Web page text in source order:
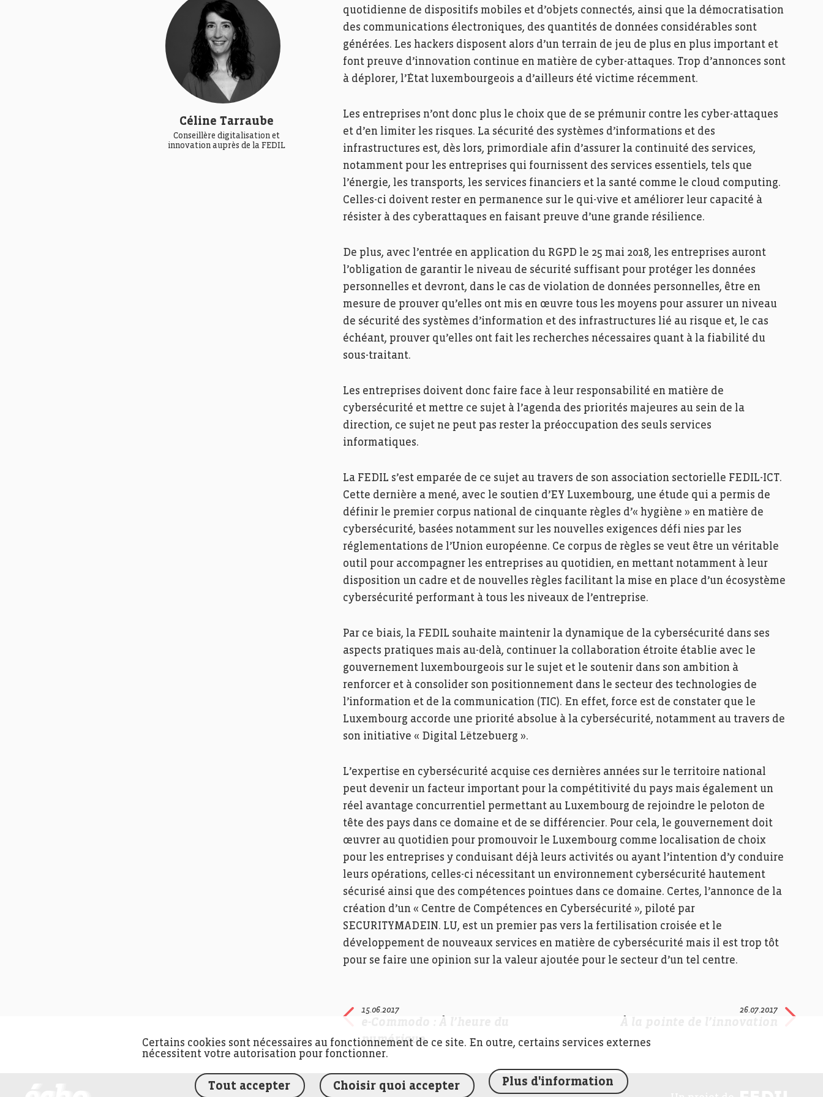
Céline Tarraube
Conseillère digitalisation et
innovation auprès de la FEDIL
quotidienne de dispositifs mobiles et d’objets connectés, ainsi que la démocratisation
des communications électroniques, des quantités de données considérables sont
générées. Les hackers disposent alors d’un terrain de jeu de plus en plus important et
font preuve d’innovation continue en matière de cyber-attaques. Trop d’annonces sont
à déplorer, l’État luxembourgeois a d’ailleurs été victime récemment.
Les entreprises n’ont donc plus le choix que de se prémunir contre les cyber-attaques
et d’en limiter les risques. La sécurité des systèmes d’informations et des
infrastructures est, dès lors, primordiale afin d’assurer la continuité des services,
notamment pour les entreprises qui fournissent des services essentiels, tels que
l’énergie, les transports, les services financiers et la santé comme le cloud computing.
Celles-ci doivent rester en permanence sur le qui-vive et améliorer leur capacité à
résister à des cyberattaques en faisant preuve d’une grande résilience.
De plus, avec l’entrée en application du RGPD le 25 mai 2018, les entreprises auront
l’obligation de garantir le niveau de sécurité suffisant pour protéger les données
personnelles et devront, dans le cas de violation de données personnelles, être en
mesure de prouver qu’elles ont mis en œuvre tous les moyens pour assurer un niveau
de sécurité des systèmes d’information et des infrastructures lié au risque et, le cas
échéant, prouver qu’elles ont fait les recherches nécessaires quant à la fiabilité du
sous-traitant.
Les entreprises doivent donc faire face à leur responsabilité en matière de
cybersécurité et mettre ce sujet à l’agenda des priorités majeures au sein de la
direction, ce sujet ne peut pas rester la préoccupation des seuls services
informatiques.
La FEDIL s’est emparée de ce sujet au travers de son association sectorielle FEDIL-ICT.
Cette dernière a mené, avec le soutien d’EY Luxembourg, une étude qui a permis de
définir le premier corpus national de cinquante règles d’« hygiène » en matière de
cybersécurité, basées notamment sur les nouvelles exigences défi nies par les
réglementations de l’Union européenne. Ce corpus de règles se veut être un véritable
outil pour accompagner les entreprises au quotidien, en mettant notamment à leur
disposition un cadre et de nouvelles règles facilitant la mise en place d’un écosystème
cybersécurité performant à tous les niveaux de l’entreprise.
Par ce biais, la FEDIL souhaite maintenir la dynamique de la cybersécurité dans ses
aspects pratiques mais au-delà, continuer la collaboration étroite établie avec le
gouvernement luxembourgeois sur le sujet et le soutenir dans son ambition à
renforcer et à consolider son positionnement dans le secteur des technologies de
l’information et de la communication (TIC). En effet, force est de constater que le
Luxembourg accorde une priorité absolue à la cybersécurité, notamment au travers de
son initiative « Digital Lëtzebuerg ».
L’expertise en cybersécurité acquise ces dernières années sur le territoire national
peut devenir un facteur important pour la compétitivité du pays mais également un
réel avantage concurrentiel permettant au Luxembourg de rejoindre le peloton de
tête des pays dans ce domaine et de se différencier. Pour cela, le gouvernement doit
œuvrer au quotidien pour promouvoir le Luxembourg comme localisation de choix
pour les entreprises y conduisant déjà leurs activités ou ayant l’intention d’y conduire
leurs opérations, celles-ci nécessitant un environnement cybersécurité hautement
sécurisé ainsi que des compétences pointues dans ce domaine. Certes, l’annonce de la
création d’un « Centre de Compétences en Cybersécurité », piloté par
SECURITYMADEIN. LU, est un premier pas vers la fertilisation croisée et le
développement de nouveaux services en matière de cybersécurité mais il est trop tôt
pour se faire une opinion sur la valeur ajoutée pour le secteur d’un tel centre.
15.06.2017
numérique
26.07.2017
Certains cookies sont nécessaires au fonctionnement de ce site. En outre, certains services externes
nécessitent votre autorisation pour fonctionner.
Tout accepter Choisir quoi accepter Plus d'information